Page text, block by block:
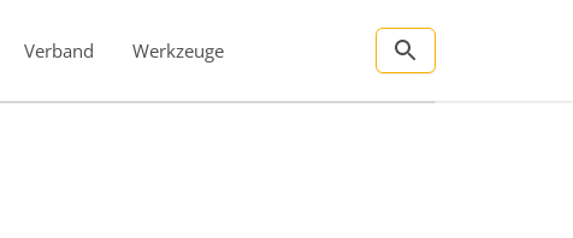
Verband Werkzeuge